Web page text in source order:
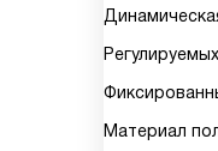
Материал